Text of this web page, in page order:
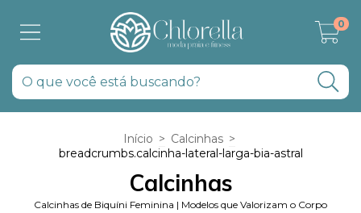
0
Início > Calcinhas >
breadcrumbs.calcinha-lateral-larga-bia-astral
Calcinhas
Calcinhas de Biquíni Feminina | Modelos que Valorizam o Corpo